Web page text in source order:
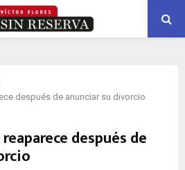
después de anunciar su divorcio
después de